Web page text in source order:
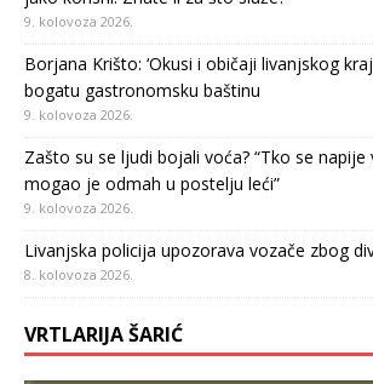
9. kolovoza 2026.
Borjana Krišto: ‘Okusi i običaji livanjskog
bogatu gastronomsku baštinu
9. kolovoza 2026.
Zašto su se ljudi bojali voća? “Tko se napije
mogao je odmah u postelju leći”
9. kolovoza 2026.
Livanjska policija upozorava vozače zbog
8. kolovoza 2026.
VRTLARIJA ŠARIĆ